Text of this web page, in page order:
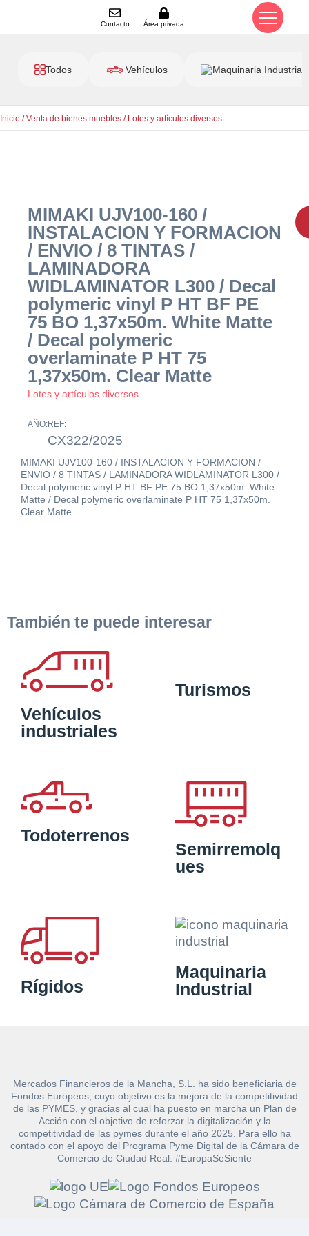
Contacto Área privada
Todos Vehículos Maquinaria Industrial
Inicio /Venta de bienes muebles / Lotes y artículos diversos
MIMAKI UJV100-160 /
INSTALACION Y FORMACION
/ ENVIO / 8 TINTAS /
LAMINADORA
WIDLAMINATOR L300 / Decal
polymeric vinyl P HT BF PE
75 BO 1,37x50m. White Matte
/ Decal polymeric
overlaminate P HT 75
1,37x50m. Clear Matte
Lotes y artículos diversos
AÑO:REF:
CX322/2025
MIMAKI UJV100-160 / INSTALACION Y FORMACION /
ENVIO / 8 TINTAS / LAMINADORA WIDLAMINATOR L300 /
Decal polymeric vinyl P HT BF PE 75 BO 1,37x50m. White
Matte / Decal polymeric overlaminate P HT 75 1,37x50m.
Clear Matte
También te puede interesar
Vehículos
industriales
Turismos
Todoterrenos
Semirremolq
ues
Rígidos
Maquinaria
Industrial
Mercados Financieros de la Mancha, S.L. ha sido beneficiaria de
Fondos Europeos, cuyo objetivo es la mejora de la competitividad
de las PYMES, y gracias al cual ha puesto en marcha un Plan de
Acción con el objetivo de reforzar la digitalización y la
competitividad de las pymes durante el año 2025. Para ello ha
contado con el apoyo del Programa Pyme Digital de la Cámara de
Comercio de Ciudad Real. #EuropaSeSiente
Solicitar
documentación
la peritación
Hacer Oferta
Razón social* CIF/DNI Ofertante*